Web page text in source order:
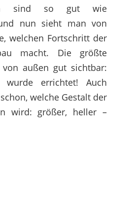
sind so gut wie
nun sieht man von
welchen Fortschritt der
macht. Die größte
außen gut sichtbar:
wurde errichtet! Auch
welche Gestalt der
wird: größer, heller –